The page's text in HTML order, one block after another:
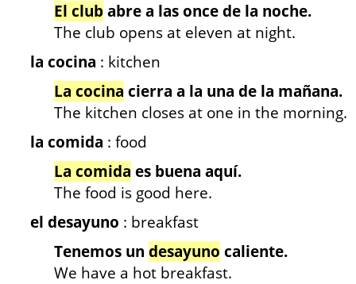
El clubabre a las once de la noche.
The club opens at eleven at night.
la cocina : kitchen
La cocina cierra a la una de la mañana.
The kitchen closes at one in the morning.
la comida : food
La comida es buena aquí.
The food is good here.
el desayuno : breakfast
Tenemos un desayuno caliente.
We have a hot breakfast.